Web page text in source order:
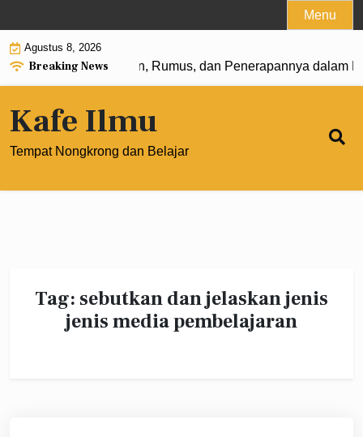
to
content
Menu
Agustus 8, 2026
Breaking News
Pangkat 0: Pengertian, Rumus, dan Penerapannya dalam
Kafe Ilmu
Tempat Nongkrong dan Belajar
Tag: sebutkan dan jelaskan jenis
jenis media pembelajaran